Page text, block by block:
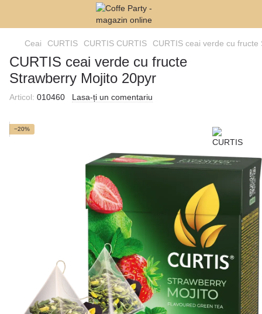
Ceai CURTIS CURTIS CURTIS CURTIS ceai verde cu
CURTIS ceai verde cu fructe
Strawberry Mojito 20pyr
Articol: 010460 Lasa-ți un comentariu
−20%